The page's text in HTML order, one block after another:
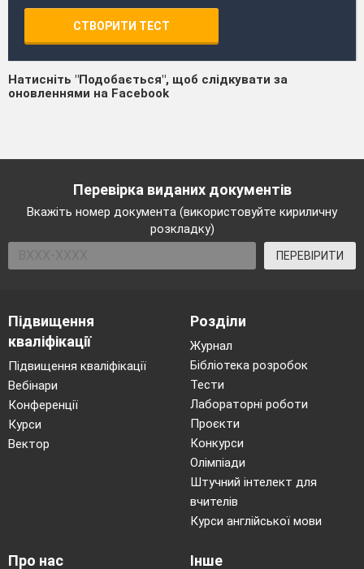
СТВОРИТИ ТЕСТ
Натисніть "Подобається", щоб слідкувати за
оновленнями на Facebook
Перевірка виданих документів
Вкажіть номер документа (використовуйте кириличну
розкладку)
ПЕРЕВІРИТИ
Підвищення
кваліфікації
Підвищення кваліфікації
Вебінари
Конференції
Курси
Вектор
Розділи
Журнал
Бібліотека розробок
Тести
Лабораторні роботи
Проєкти
Конкурси
Олімпіади
Штучний інтелект для
вчителів
Курси англійської мови
Про нас Інше